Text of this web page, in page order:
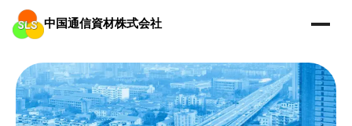
中国通信資材株式会社